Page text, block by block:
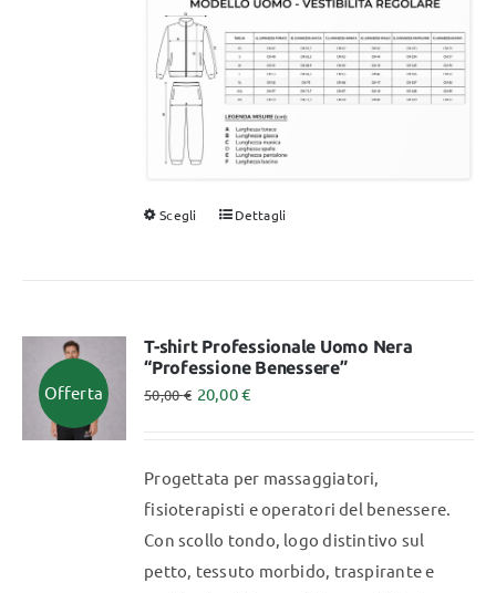
Scegli
Questo
varianti.
Le
opzioni
Dettagli
Offerta
T-shirt Professionale Uomo Nera
“Professione Benessere”
50,00€ 20,00€
Progettata per massaggiatori,
fisioterapisti e operatori del benessere.
Con scollo tondo, logo distintivo sul
petto, tessuto morbido, traspirante e